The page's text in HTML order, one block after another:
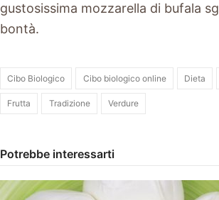
gustosissima mozzarella di bufala
bontà.
Cibo Biologico Cibo biologico online Dieta
Frutta Tradizione Verdure
Potrebbe interessarti